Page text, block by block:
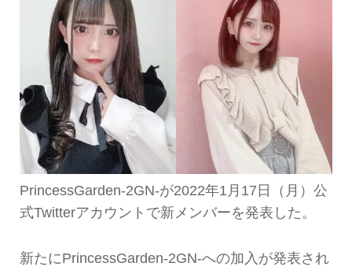
PrincessGarden-2GN-が2022年1月17日（月）公
式Twitterアカウントで新メンバーを発表した。
新たにPrincessGarden-2GN-への加入が発表され